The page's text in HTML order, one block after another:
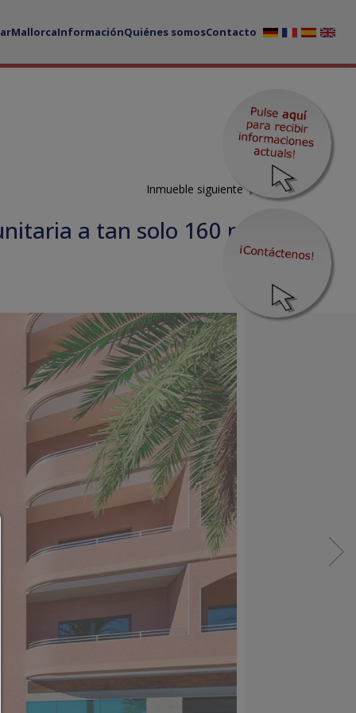
MallorcaInformaciónQuiénes somosContacto
Inmueble siguiente
a tan solo 160 m
Administradores de consentimiento
AYUDA
Para continuar,debe hacer una selección de
continuación encontrará una explicación de las
opciones y su significado.
Cualquier cookie,como cookies de seguimiento y